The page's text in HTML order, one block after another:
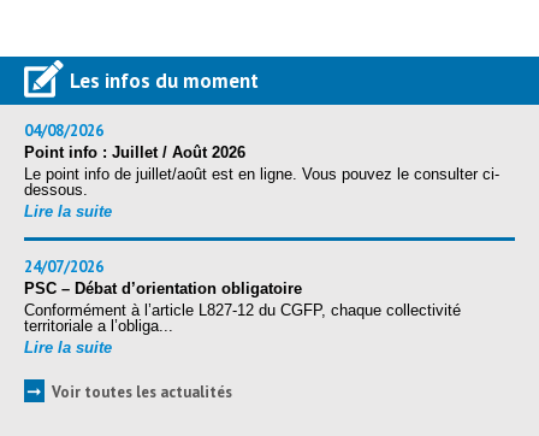
Les infos du moment
04/08/2026
Point info : Juillet / Août 2026
Le point info de juillet/août est en ligne. Vous pouvez le consulter ci-
dessous.
Lire la suite
24/07/2026
PSC – Débat d’orientation obligatoire
Conformément à l’article L827-12 du CGFP, chaque collectivité
territoriale a l’obliga...
Lire la suite
➞ Voir toutes les actualités